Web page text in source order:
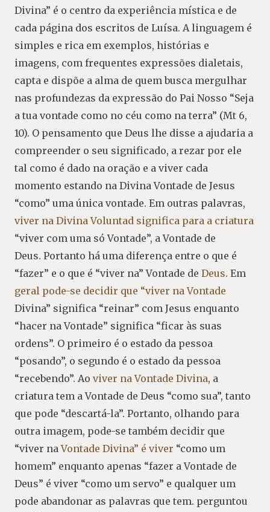
Divina” é o centro da experiência mística e de
cada página dos escritos de Luísa. A linguagem é
simples e rica em exemplos, histórias e
imagens, com frequentes expressões dialetais,
capta e dispõe a alma de quem busca mergulhar
nas profundezas da expressão do Pai Nosso “Seja
a tua vontade como no céu como na terra” (Mt 6,
10). O pensamento que Deus lhe disse a ajudaria a
compreender o seu significado, a rezar por ele
tal como é dado na oração e a viver cada
momento estando na Divina Vontade de Jesus
“como” uma única vontade. Em outras palavras,
viver na Divina Voluntad significa para a criatura
“viver com uma só Vontade”, a Vontade de
Deus. Portanto há uma diferença entre o que é
“fazer” e o que é “viver na” Vontade de Deus. Em
geral pode-se decidir que “viver na Vontade
Divina” significa “reinar” com Jesus enquanto
“hacer na Vontade” significa “ficar às suas
ordens”. O primeiro é o estado da pessoa
“posando”, o segundo é o estado da pessoa
“recebendo”. Ao viver na Vontade Divina, a
criatura tem a Vontade de Deus “como sua”, tanto
que pode “descartá-la”. Portanto, olhando para
outra imagem, pode-se também decidir que
“viver naVontade Divina” é viver “como um
homem” enquanto apenas “fazer a Vontade de
Deus” é viver “como um servo” e qualquer um
pode abandonar as palavras que tem. perguntou